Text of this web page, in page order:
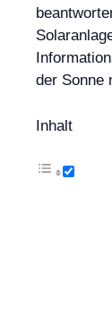
der Sonne
Inhalt